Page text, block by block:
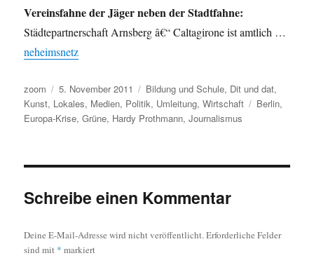
Vereinsfahne der Jäger neben der Stadtfahne:
Städtepartnerschaft Arnsberg â€“ Caltagirone ist amtlich …
neheimsnetz
Autor
zoom
Veröffentlicht
am
5. November 2011 Kategorien
Bildung und Schule, Dit und dat,
Kunst, Lokales, Medien, Politik, Umleitung,Wirtschaft Schlagwörter
Berlin,
Europa-Krise,Grüne, Hardy Prothmann,Journalismus
Schreibe einen Kommentar
Deine E-Mail-Adresse wird nicht veröffentlicht.Erforderliche Felder
sind mit * markiert